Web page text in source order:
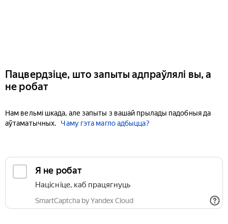
Пацвердзіце, што запыты адпраўлялі вы, а
не робат
Нам вельмі шкада, але запыты з вашай прылады падобныя да
аўтаматычных.
Чаму гэта магло адбыцца?
Я не робат
Націсніце, каб працягнуць
SmartCaptcha by Yandex Cloud